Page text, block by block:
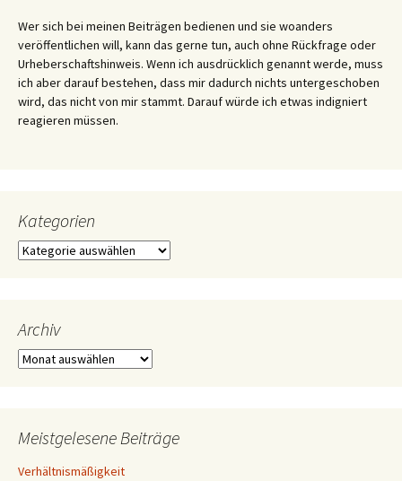
Wer sich bei meinen Beiträgen bedienen und sie woanders
veröffentlichen will, kann das gerne tun, auch ohne Rückfrage oder
Urheberschaftshinweis. Wenn ich ausdrücklich genannt werde, muss
ich aber darauf bestehen, dass mir dadurch nichts untergeschoben
wird, das nicht von mir stammt. Darauf würde ich etwas indigniert
reagieren müssen.
Kategorien
Kategorien
Archiv
Archiv
Meistgelesene Beiträge
Verhältnismäßigkeit